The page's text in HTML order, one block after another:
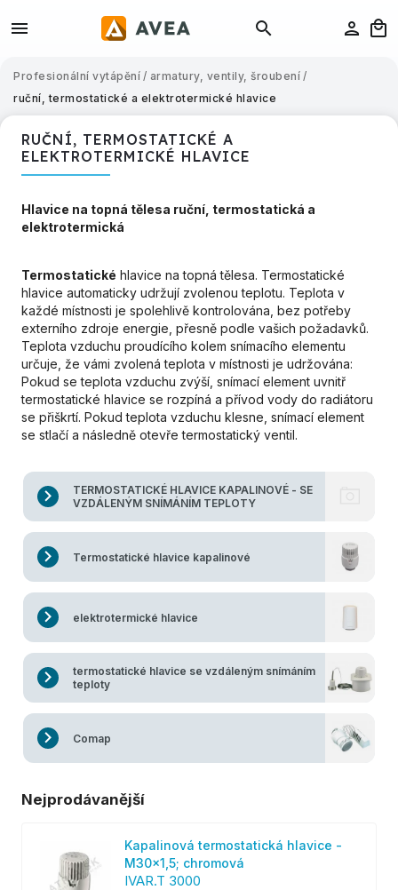
Profesionální vytápění / armatury, ventily, šroubení /
ruční, termostatické a elektrotermické hlavice
RUČNÍ, TERMOSTATICKÉ A
ELEKTROTERMICKÉ HLAVICE
Hlavice na topná tělesa ruční, termostatická a
elektrotermická
Termostatické hlavice na topná tělesa. Termostatické
hlavice automaticky udržují zvolenou teplotu. Teplota v
každé místnosti je spolehlivě kontrolována, bez potřeby
externího zdroje energie, přesně podle vašich požadavků.
Teplota vzduchu proudícího kolem snímacího elementu
určuje, že vámi zvolená teplota v místnosti je udržována:
Pokud se teplota vzduchu zvýší, snímací element uvnitř
termostatické hlavice se rozpíná a přívod vody do radiátoru
se přiškrtí. Pokud teplota vzduchu klesne, snímací element
se stlačí a následně otevře termostatický ventil.
TERMOSTATICKÉ HLAVICE KAPALINOVÉ - SE
VZDÁLENÝM SNÍMÁNÍM TEPLOTY
Termostatické hlavice kapalinové
elektrotermické hlavice
termostatické hlavice se vzdáleným snímáním
teploty
Comap
Nejprodávanější
Kapalinová termostatická hlavice -
M30x1,5; chromová
IVAR.T 3000